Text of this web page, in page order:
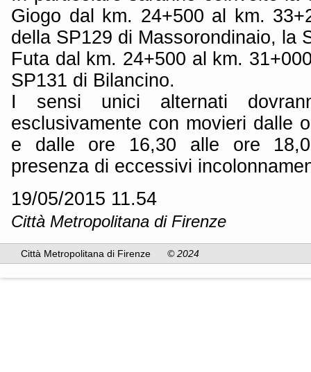
Giogo dal km. 24+500 al km.
della SP129 di Massorondinaio, la
Futa dal km. 24+500 al km.
SP131 di Bilancino.
I sensi unici alternati
esclusivamente con movieri dalle
e dalle ore 16,30 alle ore
presenza di eccessivi
19/05/2015 11.54
Città Metropolitana di Firenze
Città Metropolitana di Firenze © 2024